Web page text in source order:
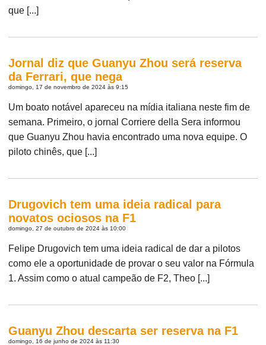
que [...]
Jornal diz que Guanyu Zhou será reserva
da Ferrari, que nega
domingo, 17 de novembro de 2024 às 9:15
Um boato notável apareceu na mídia italiana neste fim de
semana. Primeiro, o jornal Corriere della Sera informou
que Guanyu Zhou havia encontrado uma nova equipe. O
piloto chinês, que [...]
Drugovich tem uma ideia radical para
novatos ociosos na F1
domingo, 27 de outubro de 2024 às 10:00
Felipe Drugovich tem uma ideia radical de dar a pilotos
como ele a oportunidade de provar o seu valor na Fórmula
1. Assim como o atual campeão de F2, Theo [...]
Guanyu Zhou descarta ser reserva na F1
domingo, 16 de junho de 2024 às 11:30